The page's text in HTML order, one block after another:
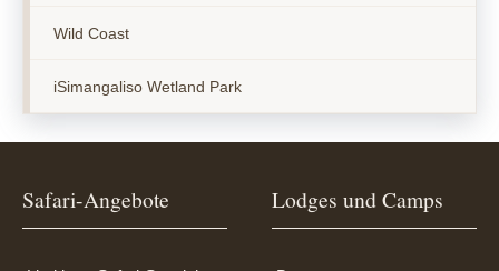
Wild Coast
iSimangaliso Wetland Park
Safari-Angebote Lodges und Camps